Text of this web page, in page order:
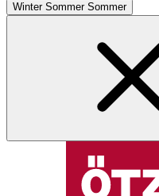
Winter Sommer Sommer